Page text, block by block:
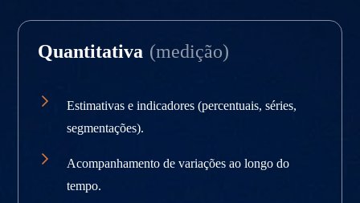
Quantitativa (medição)
Estimativas e indicadores (percentuais, séries,
segmentações).
Acompanhamento de variações ao longo do
tempo.